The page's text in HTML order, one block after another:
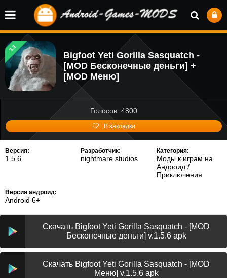
3.1
Bigfoot Yeti Gorilla Sasquatch -
[MOD Бесконечные деньги] +
[MOD Меню]
Голосов: 4800
В закладки
Версия:
1.5.6
Разработчик:
nightmare studios
Категория:
Моды к играм на
Андроид /
Приключения
Версия андроид:
Android 6+
Скачать Bigfoot Yeti Gorilla Sasquatch - [MOD
Бесконечные деньги] v.1.5.6 apk
Скачать Bigfoot Yeti Gorilla Sasquatch - [MOD
Меню] v.1.5.6 apk